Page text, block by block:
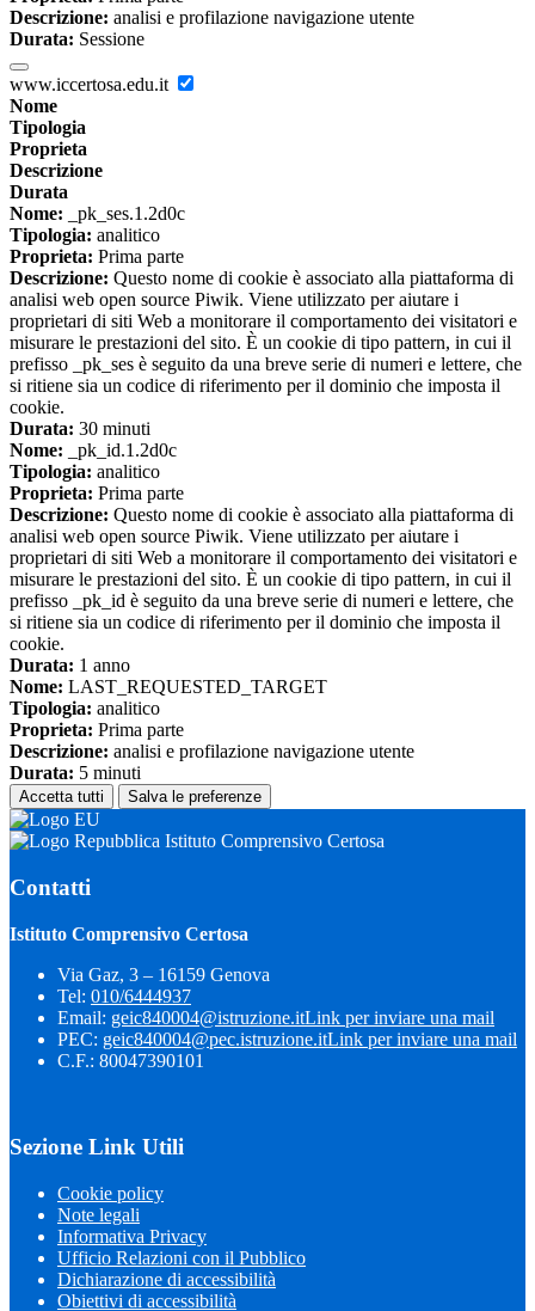
Descrizione: analisi e profilazione navigazione utente
Durata: Sessione
www.iccertosa.edu.it
Nome
Tipologia
Proprieta
Descrizione
Durata
Nome: _pk_ses.1.2d0c
Tipologia: analitico
Proprieta: Prima parte
Descrizione: Questo nome di cookie è associato alla piattaforma di
analisi web open source Piwik. Viene utilizzato per aiutare i
proprietari di siti Web a monitorare il comportamento dei visitatori e
misurare le prestazioni del sito. È un cookie di tipo pattern, in cui il
prefisso _pk_ses è seguito da una breve serie di numeri e lettere, che
si ritiene sia un codice di riferimento per il dominio che imposta il
cookie.
Durata: 30 minuti
Nome: _pk_id.1.2d0c
Tipologia: analitico
Proprieta: Prima parte
Descrizione: Questo nome di cookie è associato alla piattaforma di
analisi web open source Piwik. Viene utilizzato per aiutare i
proprietari di siti Web a monitorare il comportamento dei visitatori e
misurare le prestazioni del sito. È un cookie di tipo pattern, in cui il
prefisso _pk_id è seguito da una breve serie di numeri e lettere, che
si ritiene sia un codice di riferimento per il dominio che imposta il
cookie.
Durata: 1 anno
Nome: LAST_REQUESTED_TARGET
Tipologia: analitico
Proprieta: Prima parte
Descrizione: analisi e profilazione navigazione utente
Durata: 5 minuti
Accetta tutti Salva le preferenze
Istituto Comprensivo Certosa
Contatti
Istituto Comprensivo Certosa
Via Gaz, 3 – 16159 Genova
Tel: 010/6444937
Email: geic840004@istruzione.itLink per inviare una mail
PEC: geic840004@pec.istruzione.itLink per inviare una mail
C.F.: 80047390101
Sezione Link Utili
Cookie policy
Note legali
Informativa Privacy
Ufficio Relazioni con il Pubblico
Dichiarazione di accessibilità
Obiettivi di accessibilità